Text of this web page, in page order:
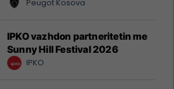
Peugot Kosova
IPKO vazhdon partneritetin me
Sunny Hill Festival 2026
IPKO